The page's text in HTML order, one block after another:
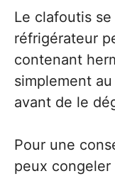
Le clafoutis
réfrigérateur
contenant
simplement
avant de le
Pour une
peux